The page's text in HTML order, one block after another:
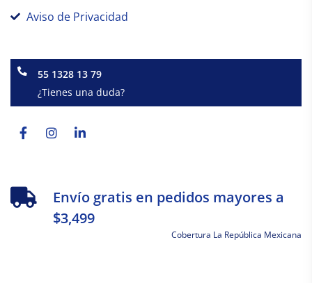
Aviso de Privacidad
55 1328 13 79
¿Tienes una duda?
Facebook-
f
Instagram
Linkedin-
Envío gratis en pedidos mayores a
$3,499
Cobertura La República Mexicana